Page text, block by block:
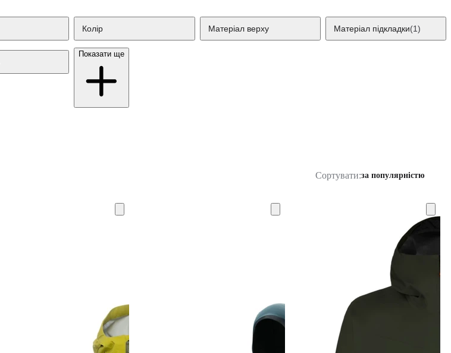
Колір Матеріал верху Матеріал підкладки(1)
Показати ще
Сортувати:за популярністю